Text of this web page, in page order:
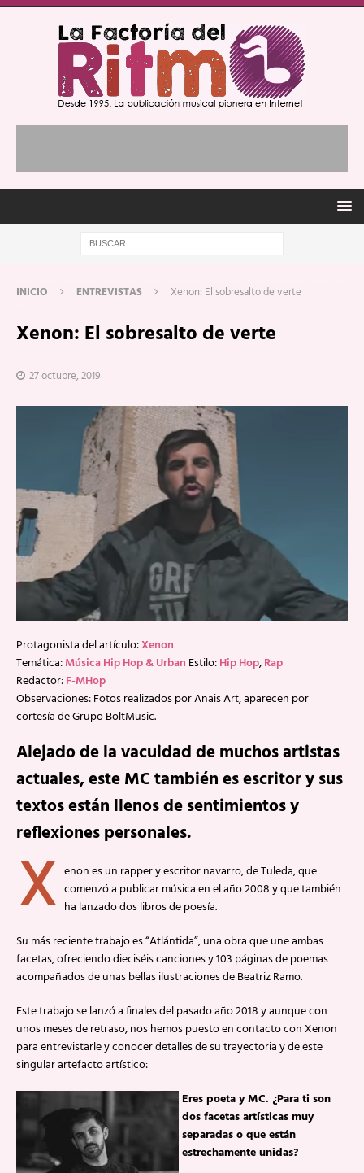
INICIO ENTREVISTAS Xenon: El sobresalto de verte
Xenon: El sobresalto de verte
27 octubre, 2019
Protagonista del artículo:Xenon
Temática:Música Hip Hop & Urban Estilo:Hip Hop,Rap
Redactor:F-MHop
Observaciones: Fotos realizados por Anais Art, aparecen por
cortesía de Grupo BoltMusic.
Alejado de la vacuidad de muchos artistas
actuales, este MC también es escritor y sus
textos están llenos de sentimientos y
reflexiones personales.
X enon es un rapper y escritor navarro, de Tuleda, que
comenzó a publicar música en el año 2008 y que también
ha lanzado dos libros de poesía.
Su más reciente trabajo es “Atlántida”, una obra que une ambas
facetas, ofreciendo dieciséis canciones y 103 páginas de poemas
acompañados de unas bellas ilustraciones de Beatriz Ramo.
Este trabajo se lanzó a finales del pasado año 2018 y aunque con
unos meses de retraso, nos hemos puesto en contacto con Xenon
para entrevistarle y conocer detalles de su trayectoria y de este
singular artefacto artístico:
Eres poeta y MC. ¿Para ti son
dos facetas artísticas muy
separadas o que están
estrechamente unidas?